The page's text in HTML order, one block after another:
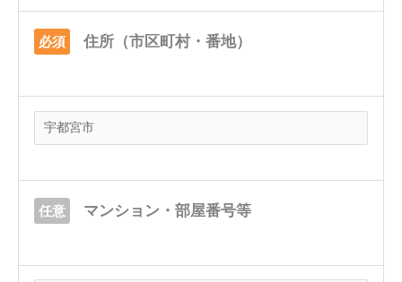
必須 住所（市区町村・番地）
任意 マンション・部屋番号等